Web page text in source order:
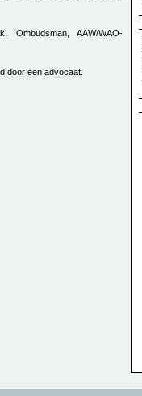
Ombudsman, AAW/WAO-
door een advocaat.